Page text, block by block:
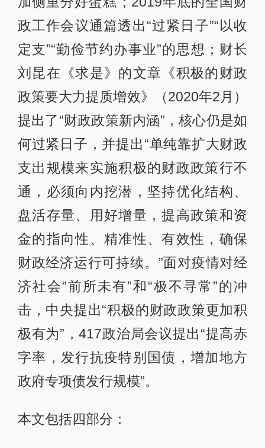
政工作会议通篇透出“过紧日子”“以收
定支”“勤俭节约办事业”的思想；财长
刘昆在《求是》的文章《积极的财政
政策要大力提质增效》（2020年2月）
提出了“财政政策新内涵”，核心仍是如
何过紧日子，并提出“单纯靠扩大财政
支出规模来实施积极的财政政策行不
通，必须向内挖潜，坚持优化结构、
盘活存量、用好增量，提高政策和资
金的指向性、精准性、有效性，确保
财政经济运行可持续。”面对疫情对经
济社会“前所未有”和“极不寻常”的冲
击，中央提出“积极的财政政策更加积
极有为”，417政治局会议提出“提高赤
字率，发行抗疫特别国债，增加地方
政府专项债发行规模”。
本文包括四部分：